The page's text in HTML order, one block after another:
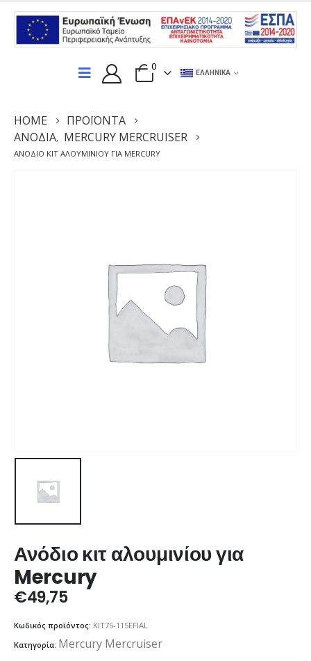
0
ΕΛΛΗΝΙΚΆ
HOME
ΠΡΟΪΌΝΤΑ
ΑΝΌΔΙΑ, MERCURY MERCRUISER
ΑΝΌΔΙΟ ΚΙΤ ΑΛΟΥΜΙΝΊΟΥ ΓΙΑ MERCURY
Ανόδιο κιτ αλουμινίου για
Mercury
€49,75
Κωδικός προϊόντος: KIT75-115EFIAL
Κατηγορία: Mercury Mercruiser